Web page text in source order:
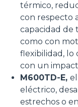
térmico,
con respecto
capacidad de
como con
flexibilidad, lo
con un
M600TD-E,
eléctrico,
estrechos o